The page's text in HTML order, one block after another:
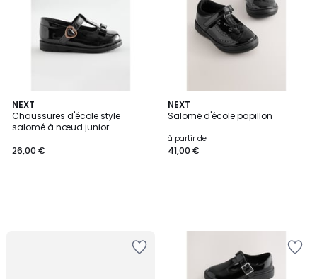
NEXT
Chaussures d'école style
salomé à nœud junior
26,00 €
NEXT
Salomé d'école papillon
à partir de
41,00 €